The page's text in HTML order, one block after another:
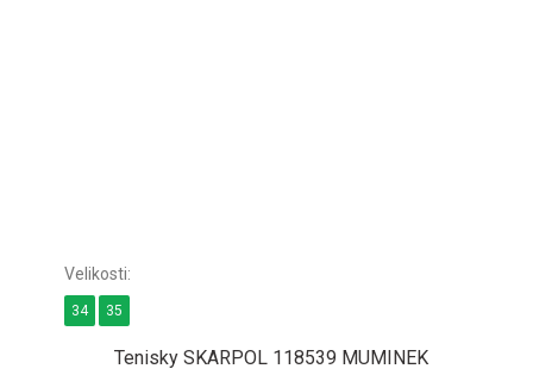
Tenisky SKARPOL 118539 MUMINEK
34 35